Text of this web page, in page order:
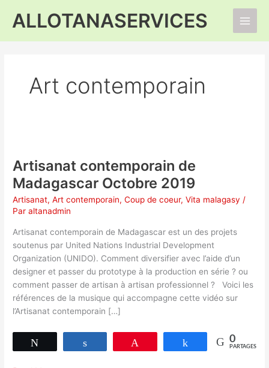
ALLOTANASERVICES
Main
Art contemporain
Artisanat contemporain de
Madagascar Octobre 2019
Artisanat,Art contemporain,Coup de coeur,Vita malagasy /
Paraltanadmin
Artisanat contemporain de Madagascar est un des projets
soutenus par United Nations Industrial Development
Organization (UNIDO). Comment diversifier avec l’aide d’un
designer et passer du prototype à la production en série ? ou
comment passer de artisan à artisan professionnel ? Voici les
références de la musique qui accompagne cette vidéo sur
l’Artisanat contemporain […]
Partagez 0
PARTAGES